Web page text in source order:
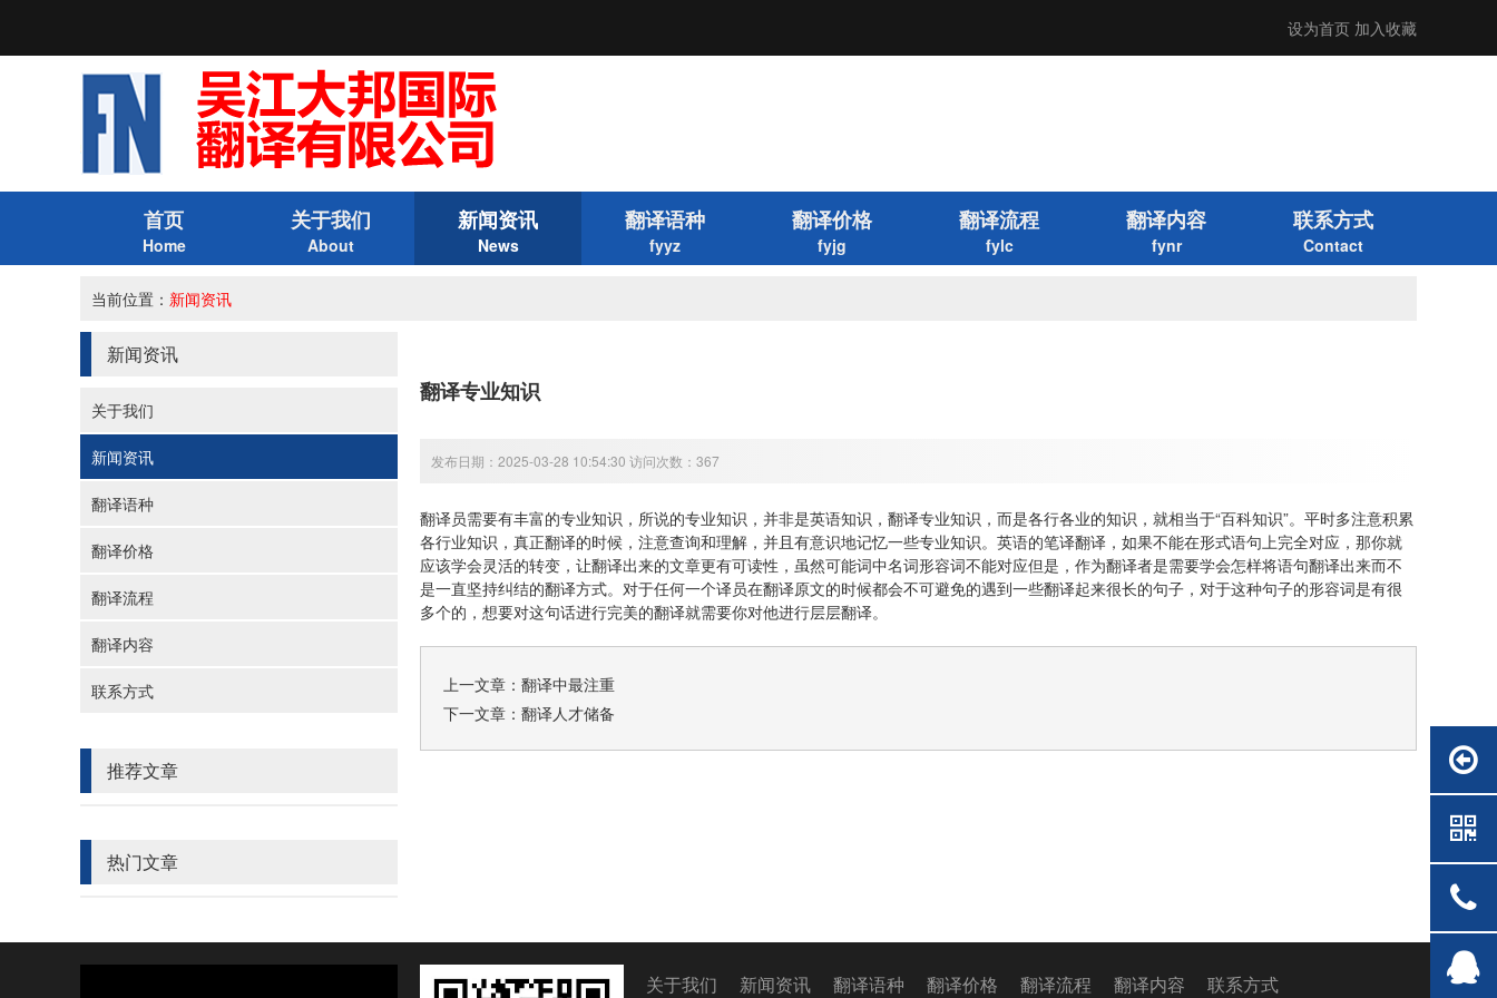
设为首页 加入收藏
首页
Home
关于我们
About
新闻资讯
News
翻译语种
fyyz
翻译价格
fyjg
翻译流程
fylc
翻译内容
fynr
联系方式
Contact
当前位置： 新闻资讯
新闻资讯
关于我们
新闻资讯
翻译语种
翻译价格
翻译流程
翻译内容
联系方式
推荐文章
热门文章
翻译专业知识
发布日期：2025-03-28 10:54:30 访问次数：367
翻译员需要有丰富的专业知识，所说的专业知识，并非是英语知识，翻译专业知识，而是各行各业的知识，就相当于“百科知识”。平时多注意积累
各行业知识，真正翻译的时候，注意查询和理解，并且有意识地记忆一些专业知识。英语的笔译翻译，如果不能在形式语句上完全对应，那你就
应该学会灵活的转变，让翻译出来的文章更有可读性，虽然可能词中名词形容词不能对应但是，作为翻译者是需要学会怎样将语句翻译出来而不
是一直坚持纠结的翻译方式。对于任何一个译员在翻译原文的时候都会不可避免的遇到一些翻译起来很长的句子，对于这种句子的形容词是有很
多个的，想要对这句话进行完美的翻译就需要你对他进行层层翻译。
上一文章： 翻译中最注重
下一文章： 翻译人才储备
关于我们 新闻资讯 翻译语种 翻译价格 翻译流程 翻译内容 联系方式